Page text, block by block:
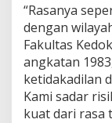
“Rasanya
dengan
Fakultas
angkatan
ketidakadilan
Kami sadar
kuat dari rasa